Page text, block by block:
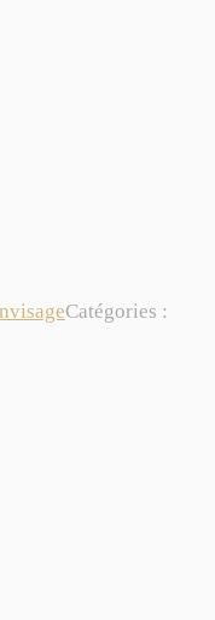
visageCatégories :